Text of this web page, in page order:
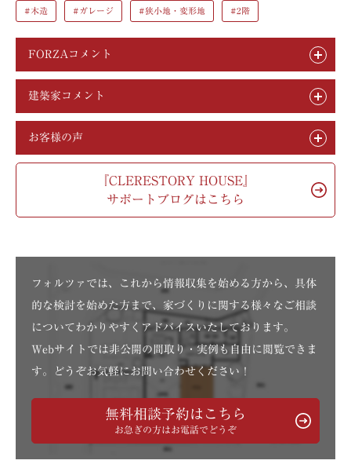
#木造 #ガレージ #狭小地・変形地 #2階
FORZAコメント
建築家コメント
お客様の声
『CLERESTORY HOUSE』
サポートブログはこちら
フォルツァでは、これから情報収集を始める方から、具体
的な検討を始めた方まで、家づくりに関する様々なご相談
についてわかりやすくアドバイスいたしております。
Webサイトでは非公開の間取り・実例も自由に閲覧できま
す。どうぞお気軽にお問い合わせください！
無料相談予約はこちら
お急ぎの方はお電話でどうぞ